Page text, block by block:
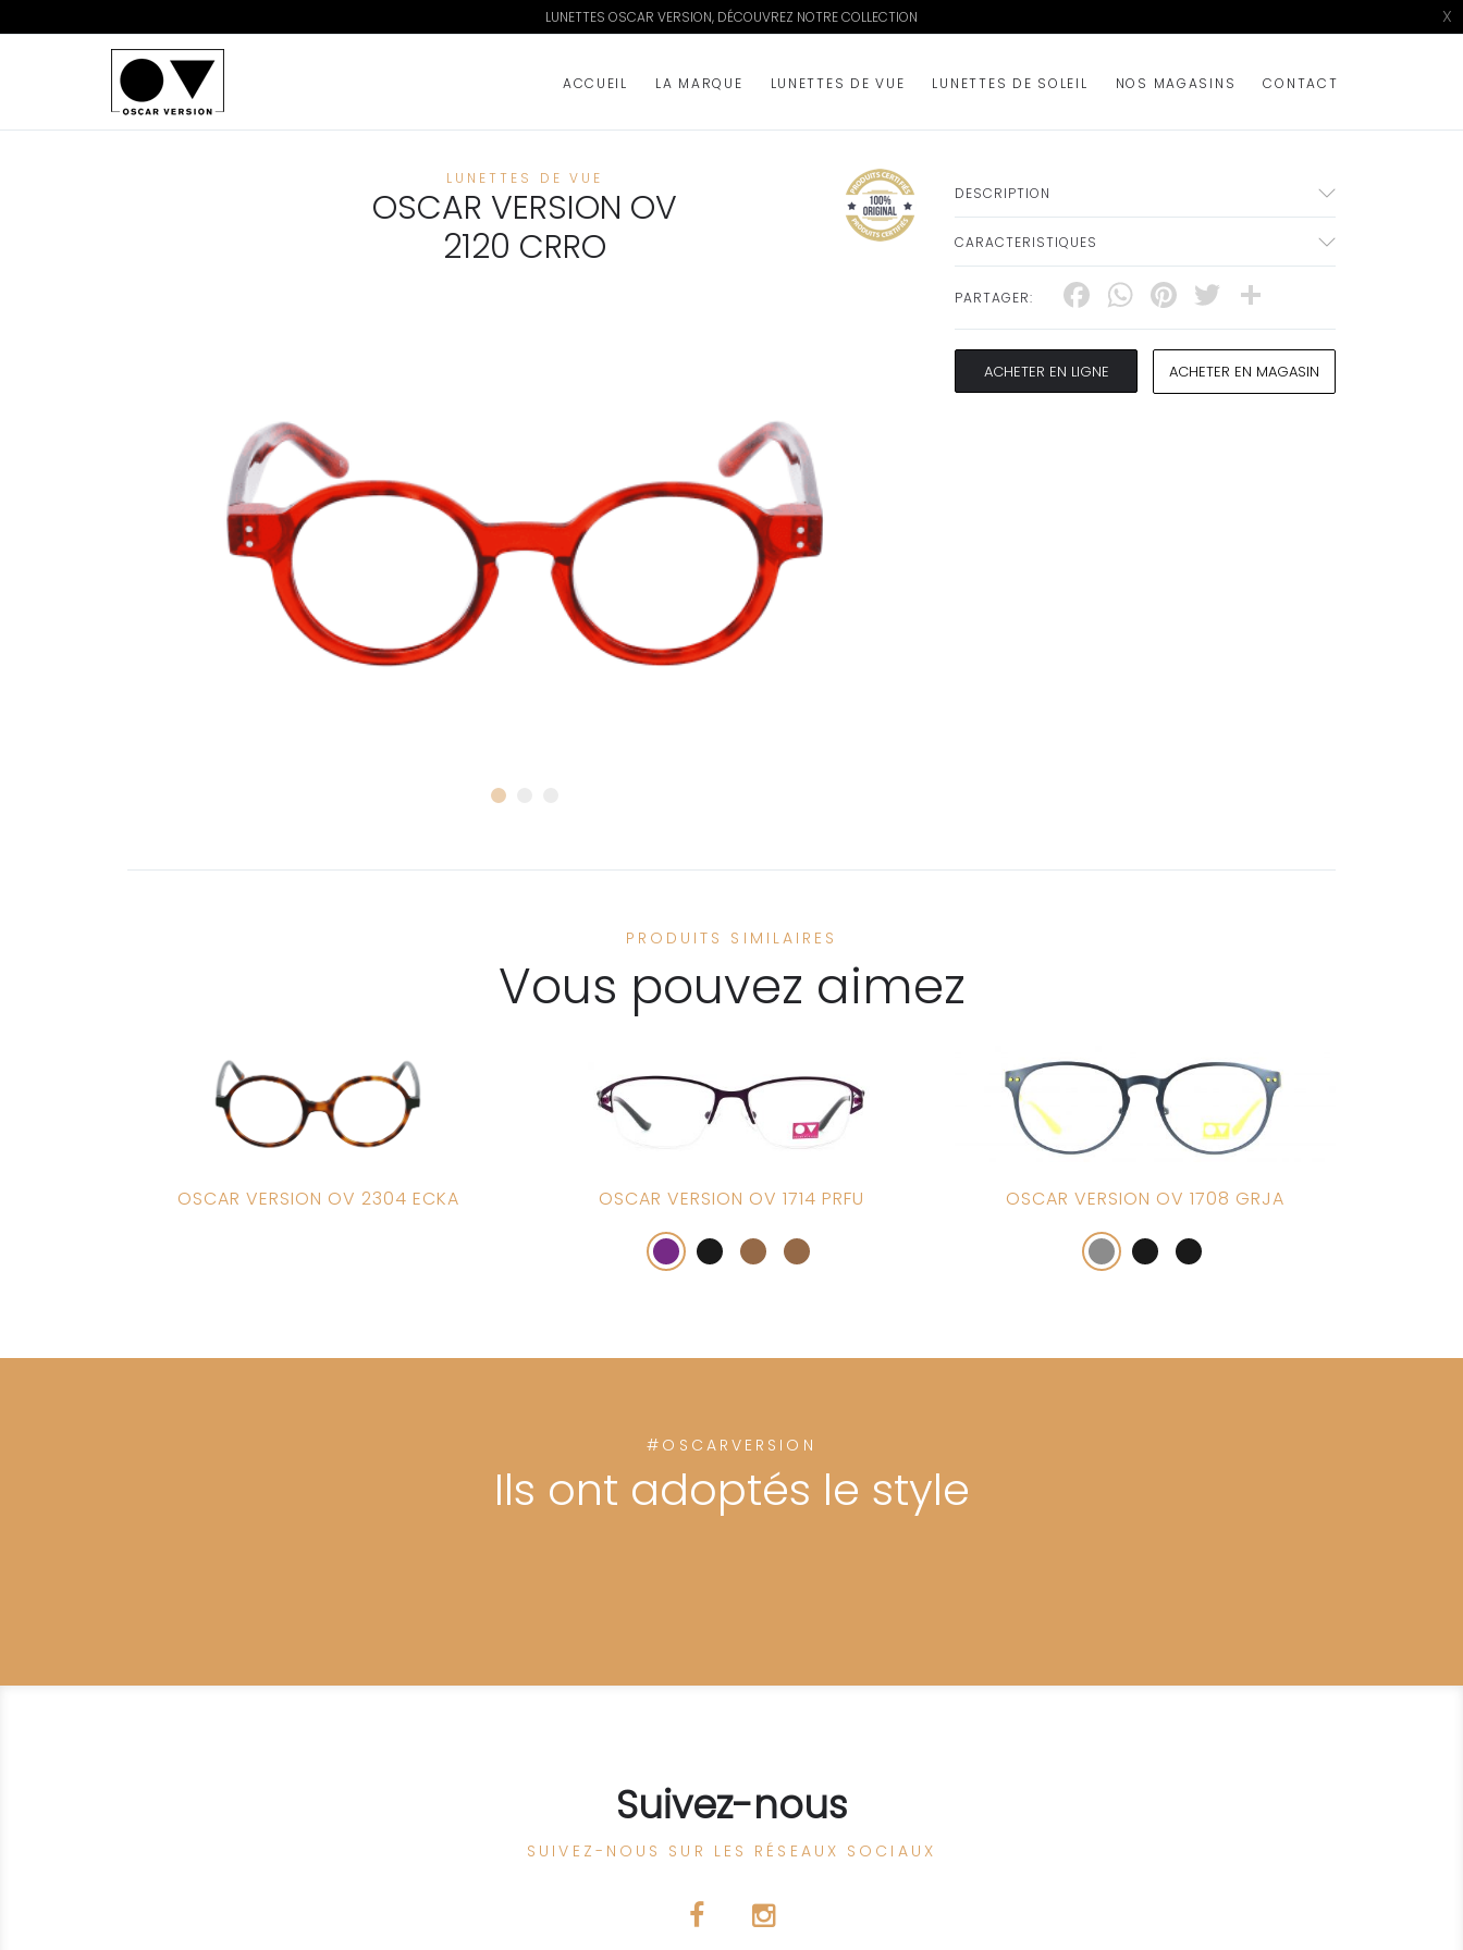
LUNETTES OSCAR VERSION, DÉCOUVREZ NOTRE COLLECTION X
ACCUEIL LA MARQUE LUNETTES DE VUE LUNETTES DE SOLEIL NOS MAGASINS CONTACT
LUNETTES DE VUE
OSCAR VERSION OV
2120 CRRO
DESCRIPTION
CARACTERISTIQUES
PARTAGER: Facebook
WhatsApp
Pinterest
Twitter
ACHETER EN LIGNE ACHETER EN MAGASIN
PRODUITS SIMILAIRES
Vous pouvez aimez
OSCAR VERSION OV 2304 ECKA OSCAR VERSION OV 1714 PRFU OSCAR VERSION OV 1708 GRJA
#OSCARVERSION
Ils ont adoptés le style
Suivez-nous
SUIVEZ-NOUS SUR LES RÉSEAUX SOCIAUX